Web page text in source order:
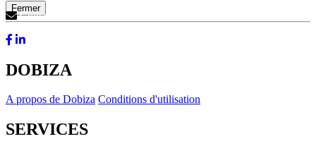
Fermer
Contactez-Nous
DOBIZA
A propos de Dobiza Conditions d'utilisation
SERVICES